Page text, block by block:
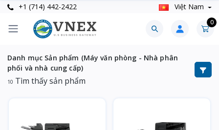
+1 (714) 442-2422 Việt Nam
0
Danh mục Sản phẩm (Máy văn phòng - Nhà phân
phối và nhà cung cấp)
10 Tìm thấy sản phẩm